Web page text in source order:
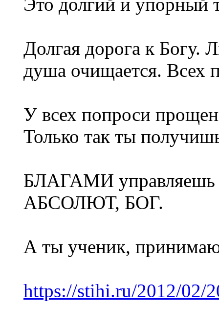
Долгая дорога к Богу.
душа очищается. Всех
У всех попроси
Только так ты
БЛАГАМИ
АБСОЛЮТ, БОГ.
А ты ученик,
https://stihi.ru/2012/02/